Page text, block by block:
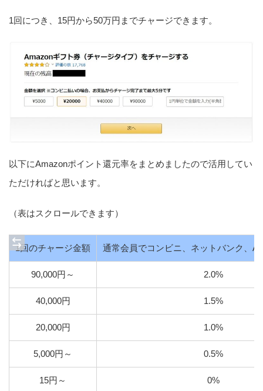
1回につき、15円から50万円までチャージできます。
以下にAmazonポイント還元率をまとめましたので活用してい
ただければと思います。
（表はスクロールできます）
1回のチャージ金額 通常会員でコンビニ、ネットバンク、
90,000円～ 2.0%
40,000円 1.5%
20,000円 1.0%
5,000円～ 0.5%
15円～ 0%